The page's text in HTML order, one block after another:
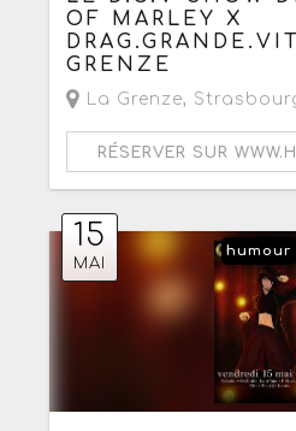
OF MARLEY X
GRENZE
La Grenze,
RÉSERVER SUR
15
MAI
humour